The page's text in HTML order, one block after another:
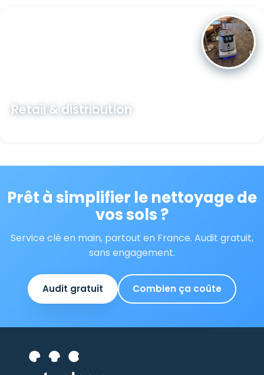
Retail & distribution
Prêt à simplifier le nettoyage de
vos sols ?
Service clé en main, partout en France. Audit gratuit,
sans engagement.
Audit gratuit Combien ça coûte